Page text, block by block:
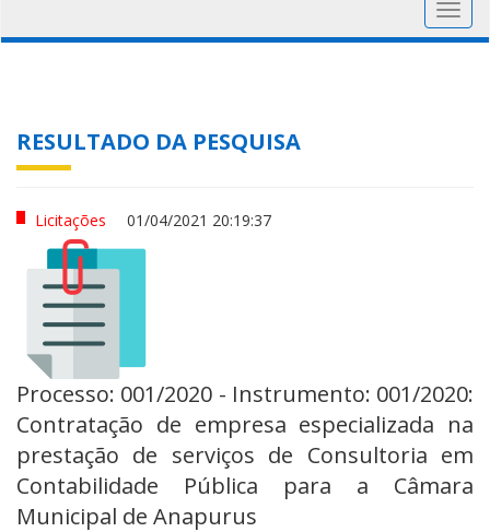
RESULTADO DA PESQUISA
Licitações 01/04/2021 20:19:37
Processo: 001/2020 - Instrumento: 001/2020:
Contratação de empresa especializada na
prestação de serviços de Consultoria em
Contabilidade Pública para a Câmara
Municipal de Anapurus